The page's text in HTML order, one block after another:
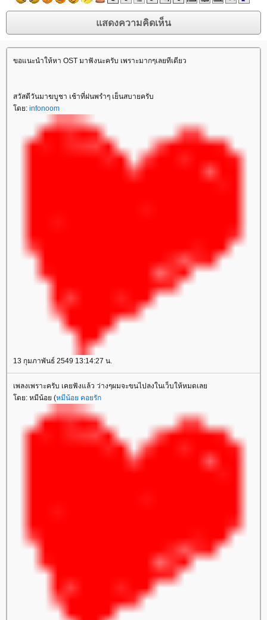
ขอแนะนำให้หา OST มาฟังนะครับ เพราะมากๆเลยทีเดียว
สวัสดีวันมาฆบูชา เช้าที่ฝนพรำๆ เย็นสบายครับ
โดย: infonoom
13 กุมภาพันธ์ 2549 13:14:27 น.
เพลงเพราะครับ เคยฟังแล้ว ว่างๆผมจะขนไปลงในเว็บให้หมดเลย
โดย: หมีน้อย (หมีน้อย คอยรัก